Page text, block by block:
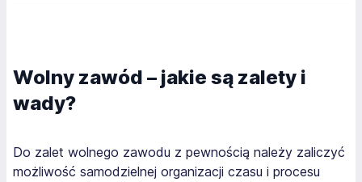
Wolny zawód – jakie są zalety i
wady?
Do zalet wolnego zawodu z pewnością należy zaliczyć
możliwość samodzielnej organizacji czasu i procesu